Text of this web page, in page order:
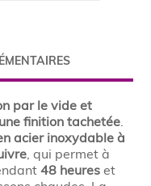
par le vide et
finition tachetée.
acier inoxydable à
, qui permet à
48 heures et